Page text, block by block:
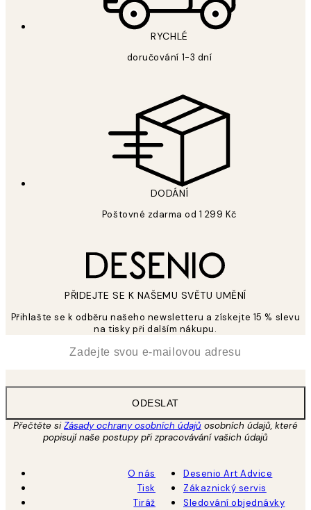
RYCHLÉ
doručování 1-3 dní
DODÁNÍ
Poštovné zdarma od 1 299 Kč
PŘIDEJTE SE K NAŠEMU SVĚTU UMĚNÍ
Přihlašte se k odběru našeho newsletteru a získejte 15 % slevu
na tisky při dalším nákupu.
ODESLAT
Přečtěte siZásady ochrany osobních údajů osobních údajů, které
popisují naše postupy při zpracovávání vašich údajů
O nás
Tisk
Tiráž
Desenio Art Advice
Zákaznický servis
Sledování objednávky